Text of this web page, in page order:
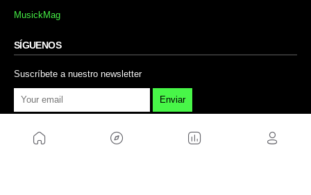
MusickMag
SÍGUENOS
Suscríbete a nuestro newsletter
Enviar